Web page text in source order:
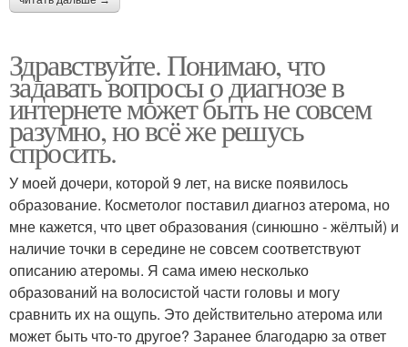
Здравствуйте. Понимаю, что
задавать вопросы о диагнозе в
интернете может быть не совсем
разумно, но всё же решусь
спросить.
У моей дочери, которой 9 лет, на виске появилось
образование. Косметолог поставил диагноз атерома, но
мне кажется, что цвет образования (синюшно - жёлтый) и
наличие точки в середине не совсем соответствуют
описанию атеромы. Я сама имею несколько
образований на волосистой части головы и могу
сравнить их на ощупь. Это действительно атерома или
может быть что-то другое? Заранее благодарю за ответ